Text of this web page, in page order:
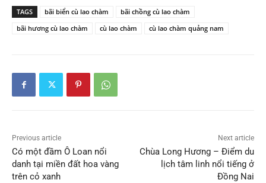
TAGS bãi biển cù lao chàm
bãi chồng cù lao chàm
bãi hương cù lao chàm
cù lao chàm cù lao chàm quảng nam
Previous article
Có một đầm Ô Loan nổi
danh tại miền đất hoa vàng
trên cỏ xanh
Next article
Chùa Long Hương – Điểm du
lịch tâm linh nổi tiếng ở
Đồng Nai